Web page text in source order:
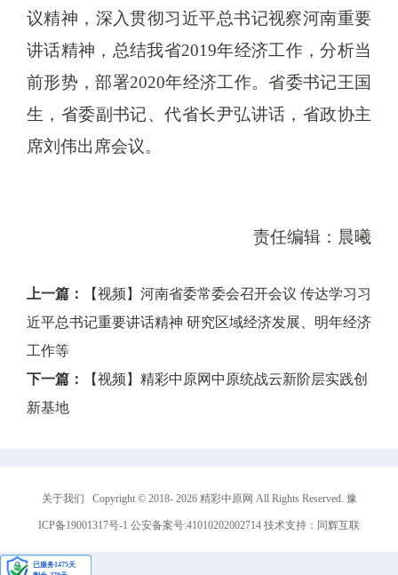
议精神，深入贯彻习近平总书记视察河南重要
讲话精神，总结我省2019年经济工作，分析当
前形势，部署2020年经济工作。省委书记王国
生，省委副书记、代省长尹弘讲话，省政协主
席刘伟出席会议。
责任编辑：晨曦
上一篇：
【视频】河南省委常委会召开会议 传达学习习
近平总书记重要讲话精神 研究区域经济发展、明年经济
工作等
下一篇：
【视频】精彩中原网中原统战云新阶层实践创
新基地
关于我们 Copyright © 2018- 2026 精彩中原网 All Rights Reserved. 豫
ICP备19001317号-1 公安备案号:41010202002714 技术支持： 同辉互联